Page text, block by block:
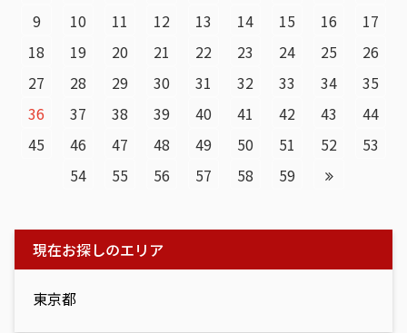
ナ
ビ
ー
シ
ョ
ン
9
10 11 12 13 14 15 16
17
18
19 20 21 22 23 24 25
26
27
28 29 30 31 32 33 34
35
36
37 38 39 40 41 42 43
44
45
46 47 48 49 50 51 52
53
54
55 56 57 58 59
現在お探しのエリア
東京都